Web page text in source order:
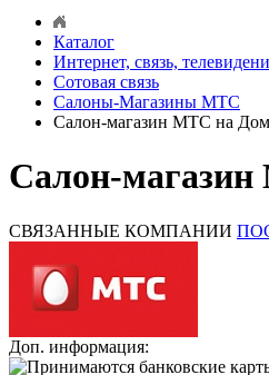
Каталог
Интернет, связь,
Сотовая связь
Салоны-Магазины МТС
Салон-магазин МТС на
Салон-
СВЯЗАННЫЕ КОМПАНИИ
Доп. информация: